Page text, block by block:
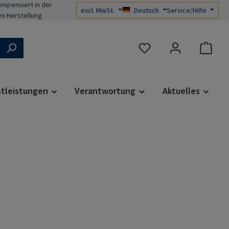
in der
Herstellung
excl. MwSt. Deutsch Service/Hilfe
Du hast 0 Produkte auf
Verantwortung Aktuelles